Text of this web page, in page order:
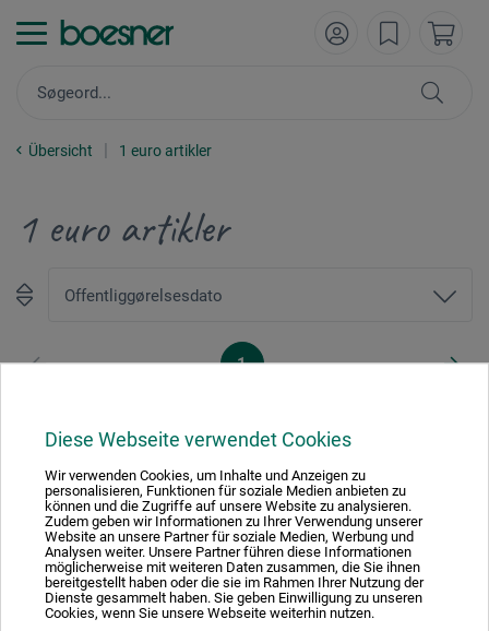
Diese Webseite verwendet Cookies
Wir verwenden Cookies, um Inhalte und Anzeigen zu
personalisieren, Funktionen für soziale Medien anbieten zu
können und die Zugriffe auf unsere Website zu analysieren.
Zudem geben wir Informationen zu Ihrer Verwendung unserer
Website an unsere Partner für soziale Medien, Werbung und
Analysen weiter. Unsere Partner führen diese Informationen
möglicherweise mit weiteren Daten zusammen, die Sie ihnen
bereitgestellt haben oder die sie im Rahmen Ihrer Nutzung der
Dienste gesammelt haben. Sie geben Einwilligung zu unseren
Cookies, wenn Sie unsere Webseite weiterhin nutzen.
Übersicht 1 euro artikler
1 euro artikler
1
Absolut sikker
Betalingsmetoder